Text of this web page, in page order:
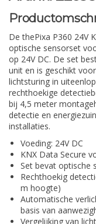
De thePixa P360 24V
optische sensorset
op 24V DC. De set
unit en is geschikt
lichtsturing in
rechthoekige
bij 4,5 meter
detectie en
installaties.
Voeding: 24V DC
KNX Data Secure
Set bevat optische
Rechthoekig
m hoogte)
Automatische
basis van
Vergelijking van